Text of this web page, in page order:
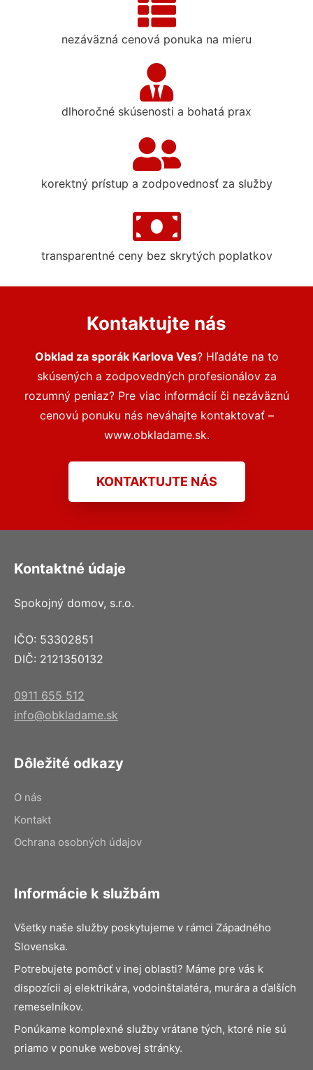
nezáväzná cenová ponuka na mieru
dlhoročné skúsenosti a bohatá prax
korektný prístup a zodpovednosť za služby
transparentné ceny bez skrytých poplatkov
Kontaktujte nás
Obklad za sporák Karlova Ves? Hľadáte na to
skúsených a zodpovedných profesionálov za
rozumný peniaz? Pre viac informácií či nezáväznú
cenovú ponuku nás neváhajte kontaktovať –
www.obkladame.sk.
KONTAKTUJTE NÁS
Kontaktné údaje
Spokojný domov, s.r.o.
IČO: 53302851
DIČ: 2121350132
0911 655 512
info@obkladame.sk
Dôležité odkazy
O nás
Kontakt
Ochrana osobných údajov
Informácie k službám
Všetky naše služby poskytujeme v rámci Západného
Slovenska.
Potrebujete pomôcť v inej oblasti? Máme pre vás k
dispozícii aj elektrikára, vodoinštalatéra, murára a ďalších
remeselníkov.
Ponúkame komplexné služby vrátane tých, ktoré nie sú
priamo v ponuke webovej stránky.